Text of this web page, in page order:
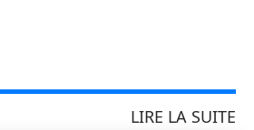
LIRE LA SUITE